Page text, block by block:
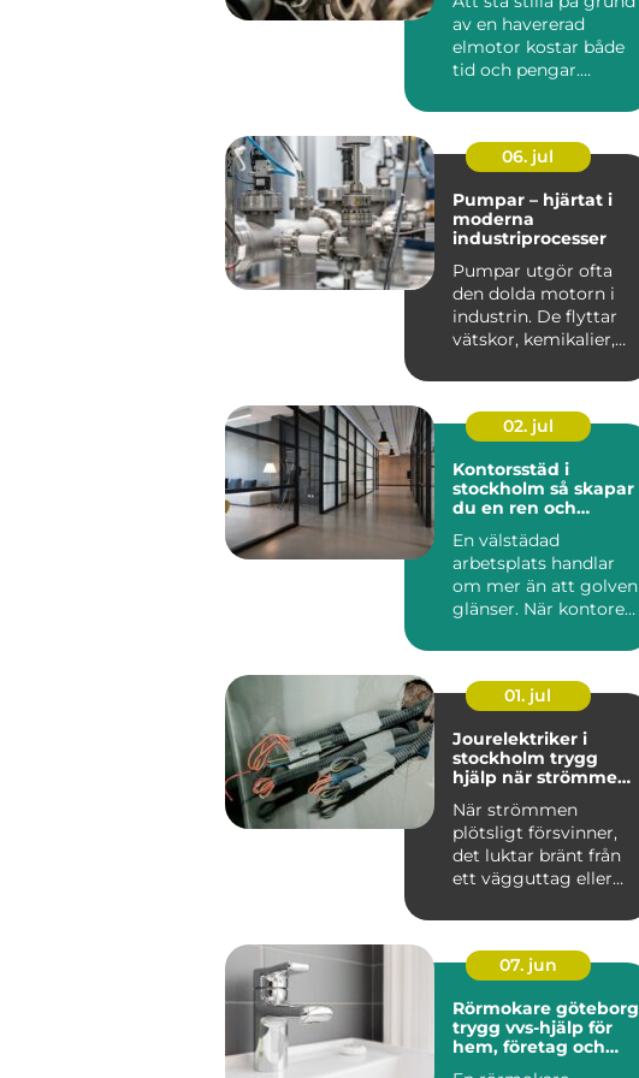
av en havererad
elmotor kostar både
tid och pengar.
trasig...
06. jul
Pumpar – hjärtat i
moderna
industriprocesser
Pumpar utgör ofta
den dolda motorn i
industrin. De flyttar
vätskor, kemikalier,
02. jul
Kontorsstäd i
stockholm så skapar
du en ren och
En välstädad
arbetsplats handlar
om mer än att golven
glänser. När kontoret
strukturerat...
01. jul
Jourelektriker i
stockholm trygg
hjälp när strömmen
När strömmen
plötsligt försvinner,
det luktar bränt från
ett vägguttag eller
om...
07. jun
Rörmokare göteborg
trygg vvs-hjälp för
hem, företag och